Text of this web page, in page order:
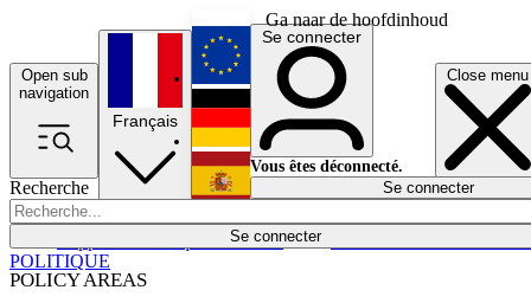
Ga naar de hoofdinhoud
Open sub
navigation
Close menu
Recherche
Se connecter
POLICY AREAS
Économie
Français
English
Deutsch
Español
Se connecter
Vous êtes déconnecté.
Se connecter
POLITIQUE